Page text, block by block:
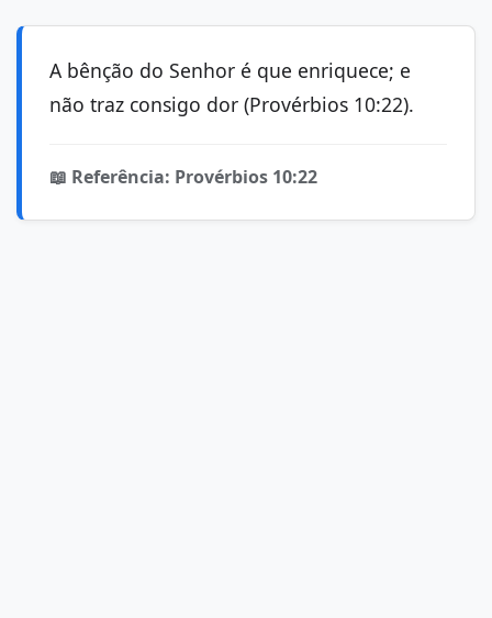
A bênção do Senhor é que enriquece; e
não traz consigo dor (Provérbios 10:22).
📖 Referência: Provérbios 10:22